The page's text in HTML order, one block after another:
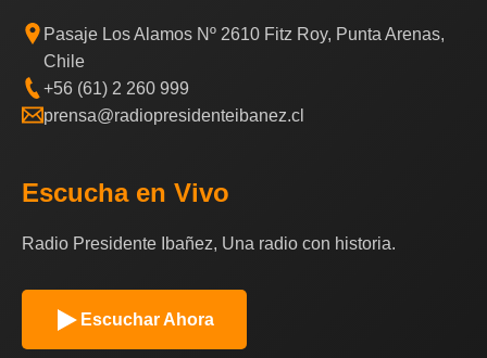
Pasaje Los Alamos Nº 2610 Fitz Roy, Punta Arenas,
Chile
+56 (61) 2 260 999
prensa@radiopresidenteibanez.cl
Escucha en Vivo
Radio Presidente Ibañez, Una radio con historia.
Escuchar Ahora